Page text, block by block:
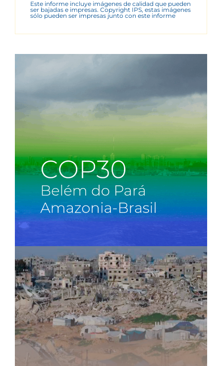
Este informe incluye imágenes de calidad que pueden
ser bajadas e impresas. Copyright IPS, estas imágenes
sólo pueden ser impresas junto con este informe